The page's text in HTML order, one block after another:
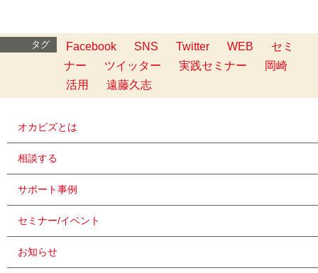
タグ Facebook SNS Twitter WEB
セミ
ナー
ツイッター 実践セミナー
岡崎
活用
遠藤久志
オカビズとは
相談する
サポート事例
セミナー/イベント
お知らせ